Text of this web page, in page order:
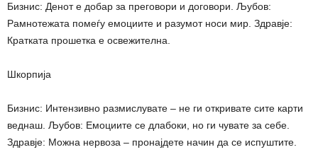
Бизнис: Денот е добар за преговори и договори. Љубов:
Рамнотежата помеѓу емоциите и разумот носи мир. Здравје:
Кратката прошетка е освежителна.
Шкорпија
Бизнис: Интензивно размислувате – не ги откривате сите карти
веднаш. Љубов: Емоциите се длабоки, но ги чувате за себе.
Здравје: Можна нервоза – пронајдете начин да се испуштите.